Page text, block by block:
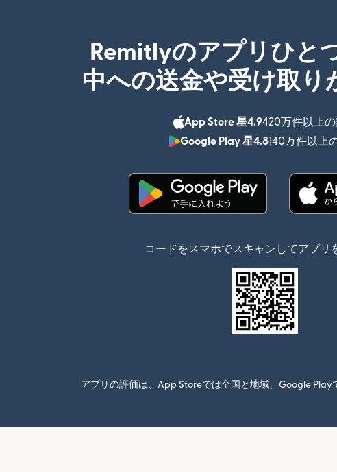
Remitlyのアプリひと
中への送金や受け取り
App Store 星4.9420万件以上
Google Play 星4.8140万件以上
コードをスマホでスキャンしてアプリ
アプリの評価は、App Storeでは全国と地域、Google